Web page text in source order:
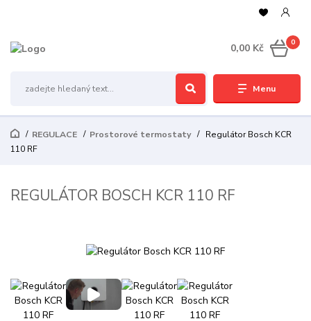
Menu
0
0,00 Kč
REGULACE Prostorové termostaty
Regulátor Bosch KCR
110 RF
REGULÁTOR BOSCH KCR 110 RF